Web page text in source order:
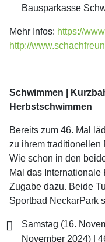
Bausparkasse
Mehr Infos: https://
http://
Schwimmen |
Herbstschwimmen
Bereits zum 46. Mal
zu ihrem traditionellen
Wie schon in den
Mal das
Zugabe dazu. Beide
Sportbad NeckarPark
Samstag (16.
November 2024) |